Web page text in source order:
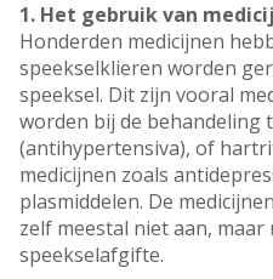
1. Het gebruik van
Honderden medicijnen
speekselklieren worden
speeksel. Dit zijn vooral
worden bij de behandeling
(antihypertensiva), of
medicijnen zoals
plasmiddelen. De
zelf meestal niet aan, maar
speekselafgifte.